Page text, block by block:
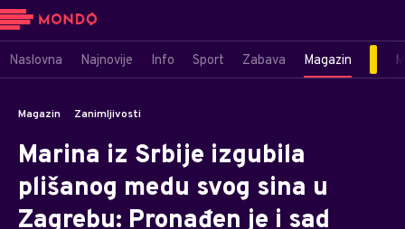
Naslovna Najnovije Info Sport Zabava Magazin
Magazin Zanimljivosti
Marina iz Srbije izgubila
plišanog medu svog sina u
Zagrebu: Pronađen je i sad